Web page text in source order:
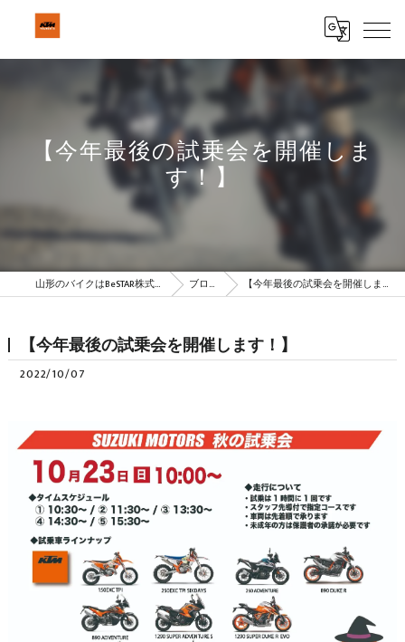
【今年最後の試乗会を開催しま
す！】
山形のバイクはBeSTAR株式会社 ブログ 【今年最後の試乗会を開催します！】
【今年最後の試乗会を開催します！】
2022/10/07